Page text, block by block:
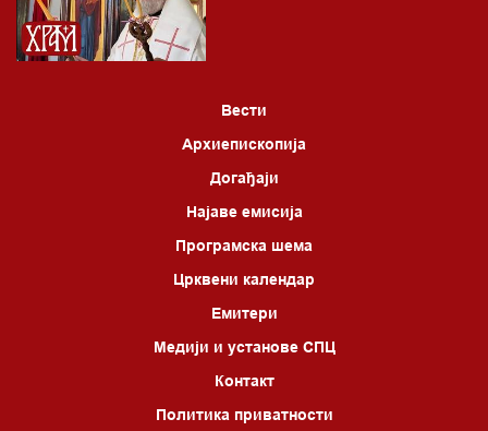
Вести
Архиепископија
Догађаји
Најаве емисија
Програмска шема
Црквени календар
Емитери
Медији и установе СПЦ
Контакт
Политика приватности